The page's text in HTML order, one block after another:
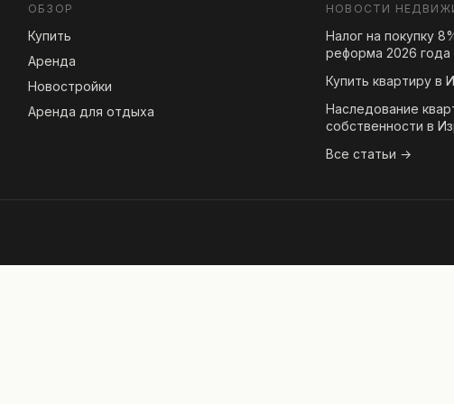
ОБЗОР
Купить
Аренда
Новостройки
Аренда для отдыха
НОВОСТИ
Налог на покупку
реформа 2026 года
Купить квартиру в
Наследование
собственности в
Все статьи →